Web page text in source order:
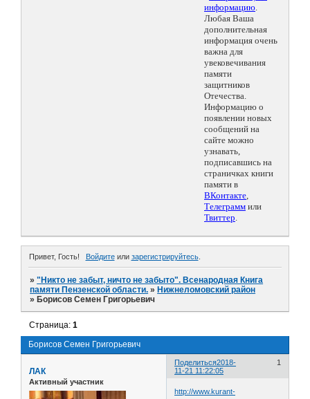
информацию.
Любая Ваша
дополнительная
информация очень
важна для
увековечивания
памяти
защитников
Отечества.
Информацию о
появлении новых
сообщений на
сайте можно
узнавать,
подписавшись на
страничках книги
памяти в
ВКонтакте,
Телеграмм или
Твиттер.
Привет, Гость! Войдитеили зарегистрируйтесь.
»"Никто не забыт, ничто не забыто". Всенародная Книга
памяти Пензенской области. » Нижнеломовский район
» Борисов Семен Григорьевич
Борисов Семен Григорьевич
Страница:1
Поделиться 1
2018-
11-21 11:22:05
ЛАК
Активный участник
http://www.kurant-